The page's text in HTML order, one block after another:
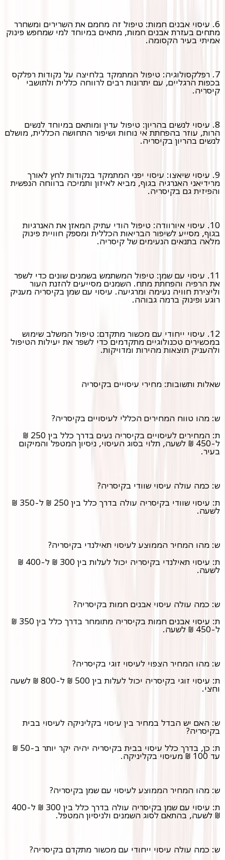
6. עיסוי אבנים חמות: טיפול זה מחמם את השרירים ומשחרר
מתחים בעזרת אבנים חמות, מתאים במיוחד למי שמחפש פינוק
אמיתי בעיר הקסומה.
7. רפלקסולוגיה: טיפול המתמקד בלחיצה על נקודות רפלקס
בכפות הרגליים, עם יתרונות רבים לרווחה כללית ולתושבי
קיסריה.
8. עיסוי לנשים בהריון: טיפול עדין ומותאם במיוחד לנשים
הרות, עוזר בהפחתת אי נוחות ושיפור התחושה הכללית, מושלם
לנשים בהריון בקיסריה.
9. עיסוי שיאצו: עיסוי יפני המתמקד בנקודות לחץ לאורך
מרידיאני האנרגיה בגוף, מביא לאיזון ותמיכה ברווחה הנפשית
והפיזית גם בקיסריה.
10. עיסוי איורוודה: טיפול הודי עתיק המאזן את האנרגיות
בגוף, מסייע לשיפור הבריאות הכללית ומספק חוויית פינוק
מלאה בתנאים הנעימים של קיסריה.
11. עיסוי עם שמן: טיפול המשתמש בשמנים שונים כדי לשפר
את הרפיה והפחתת מתח. השמנים מסייעים להזנת העור
וליצירת חוויה נעימה ומרגיעה. עיסוי עם שמן בקיסריה מעניק
רוגע ופינוק ברמה גבוהה.
12. עיסוי ייחודי עם מכשור מתקדם: טיפול המשלב שימוש
במכשירים טכנולוגיים מתקדמים כדי לשפר את יעילות הטיפול
ולהעניק תוצאות מהירות ומדויקות.
שאלות ותשובות: מחירי עיסויים בקיסריה
ש: מהו טווח המחירים הכללי לעיסויים בקיסריה?
ת: המחירים לעיסויים בקיסריה נעים בדרך כלל בין 250 ₪
ל-450 ₪ לשעה, תלוי בסוג העיסוי, ניסיון המטפל והמיקום
בעיר.
ש: כמה עולה עיסוי שוודי בקיסריה?
ת: עיסוי שוודי בקיסריה עולה בדרך כלל בין 250 ₪ ל-350 ₪
לשעה.
ש: מהו המחיר הממוצע לעיסוי תאילנדי בקיסריה?
ת: עיסוי תאילנדי בקיסריה יכול לעלות בין 300 ₪ ל-400 ₪
לשעה.
ש: כמה עולה עיסוי אבנים חמות בקיסריה?
ת: עיסוי אבנים חמות בקיסריה מתומחר בדרך כלל בין 350 ₪
ל-450 ₪ לשעה.
ש: מהו המחיר הצפוי לעיסוי זוגי בקיסריה?
ת: עיסוי זוגי בקיסריה יכול לעלות בין 500 ₪ ל-800 ₪ לשעה
וחצי.
ש: האם יש הבדל במחיר בין עיסוי בקליניקה לעיסוי בבית
בקיסריה?
ת: כן, בדרך כלל עיסוי בבית בקיסריה יהיה יקר יותר ב-50 ₪
עד 100 ₪ מעיסוי בקליניקה.
ש: מהו המחיר הממוצע לעיסוי עם שמן בקיסריה?
ת: עיסוי עם שמן בקיסריה עולה בדרך כלל בין 300 ₪ ל-400
₪ לשעה, בהתאם לסוג השמנים ולניסיון המטפל.
ש: כמה עולה עיסוי ייחודי עם מכשור מתקדם בקיסריה?